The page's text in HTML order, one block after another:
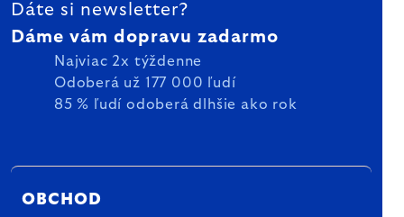
Dáte si newsletter?
Dáme vám dopravu zadarmo
Najviac 2x týždenne
Odoberá už 177 000 ľudí
85 % ľudí odoberá dlhšie ako rok
OBCHOD